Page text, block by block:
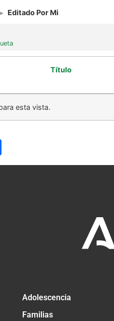
▸ Editado Por Mi
Título
esta vista.
Adolescencia
Familias